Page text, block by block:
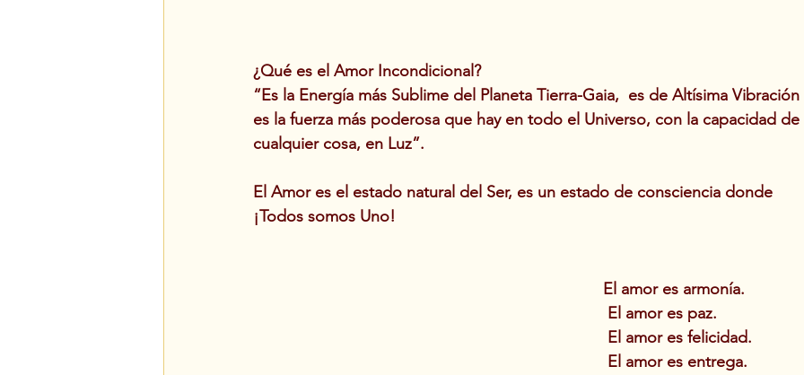
¿Qué es el Amor Incondicional?
“Es la Energía más Sublime del Planeta Tierra-Gaia,  es de Altísima
es la fuerza más poderosa que hay en todo el Universo, con la capacidad
cualquier cosa, en Luz”.
El Amor es el estado natural del Ser, es un estado de consciencia donde
¡Todos somos Uno!
El amor es armonía.
El amor es paz.
El amor es felicidad.
El amor es entrega.